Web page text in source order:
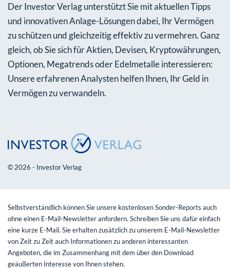
Der Investor Verlag unterstützt Sie mit aktuellen Tipps
und innovativen Anlage-Lösungen dabei, Ihr Vermögen
zu schützen und gleichzeitig effektiv zu vermehren. Ganz
gleich, ob Sie sich für Aktien, Devisen, Kryptowährungen,
Optionen, Megatrends oder Edelmetalle interessieren:
Unsere erfahrenen Analysten helfen Ihnen, Ihr Geld in
Vermögen zu verwandeln.
© 2026 - Investor Verlag
Selbstverständlich können Sie unsere kostenlosen Sonder-Reports auch
ohne einen E-Mail-Newsletter anfordern. Schreiben Sie uns dafür einfach
eine kurze E-Mail. Sie erhalten zusätzlich zu unserem E-Mail-Newsletter
von Zeit zu Zeit auch Informationen zu anderen interessanten
Angeboten, die im Zusammenhang mit dem über den Download
geäußerten Interesse von Ihnen stehen.